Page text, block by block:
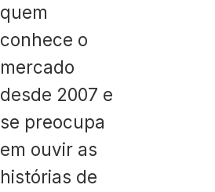
quem
conhece o
mercado
desde 2007 e
se preocupa
em ouvir as
histórias de